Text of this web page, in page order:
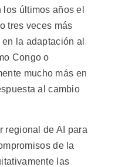
últimos años el
tres veces más
la adaptación al
Congo o
mucho más en
al cambio
regional de AI para
de la
las